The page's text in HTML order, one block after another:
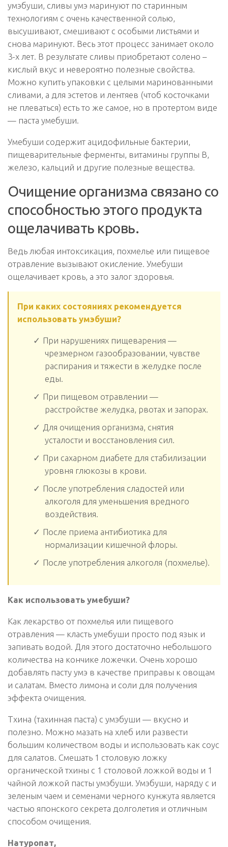
умэбуши, сливы умэ маринуют по старинным
технологиям с очень качественной солью,
высушивают, смешивают с особыми листьями и
снова маринуют. Весь этот процесс занимает около
3-х лет. В результате сливы приобретают солено –
кислый вкус и невероятно полезные свойства.
Можно купить упаковки с целыми маринованными
сливами, а для эстетов и лентяев (чтоб косточками
не плеваться) есть то же самое, но в протертом виде
— паста умебуши.
Умебуши содержит ацидофильные бактерии,
пищеварительные ферменты, витамины группы В,
железо, кальций и другие полезные вещества.
Очищение организма связано со
способностью этого продукта
ощелачивать кровь.
Ведь любая интоксикация, похмелье или пищевое
отравление вызывают окисление. Умебуши
ощелачивает кровь, а это залог здоровья.
При каких состояниях рекомендуется
использовать умэбуши?
При нарушениях пищеварения —
чрезмерном газообразовании, чувстве
распирания и тяжести в желудке после
еды.
При пищевом отравлении —
расстройстве желудка, рвотах и запорах.
Для очищения организма, снятия
усталости и восстановления сил.
При сахарном диабете для стабилизации
уровня глюкозы в крови.
После употребления сладостей или
алкоголя для уменьшения вредного
воздействия.
После приема антибиотика для
нормализации кишечной флоры.
После употребления алкоголя (похмелье).
Как использовать умебуши?
Как лекарство от похмелья или пищевого
отравления — класть умебуши просто под язык и
запивать водой. Для этого достаточно небольшого
количества на кончике ложечки. Очень хорошо
добавлять пасту умэ в качестве приправы к овощам
и салатам. Вместо лимона и соли для получения
эффекта очищения.
Тхина (тахинная паста) с умэбуши — вкусно и
полезно. Можно мазать на хлеб или развести
большим количеством воды и использовать как соус
для салатов. Смешать 1 столовую ложку
органической тхины с 1 столовой ложкой воды и 1
чайной ложкой пасты умэбуши. Умэбуши, наряду с и
зеленым чаем и семенами черного кунжута является
частью японского секрета долголетия и отличным
способом очищения.
Натуропат,